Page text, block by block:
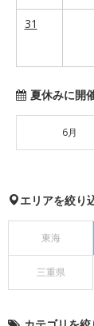
31
夏休みに開
6月
エリアを絞り
東海
三重県